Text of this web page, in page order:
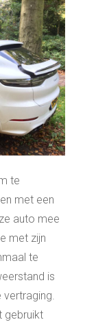
te
met een
auto mee
met zijn
te
is
gebruikt